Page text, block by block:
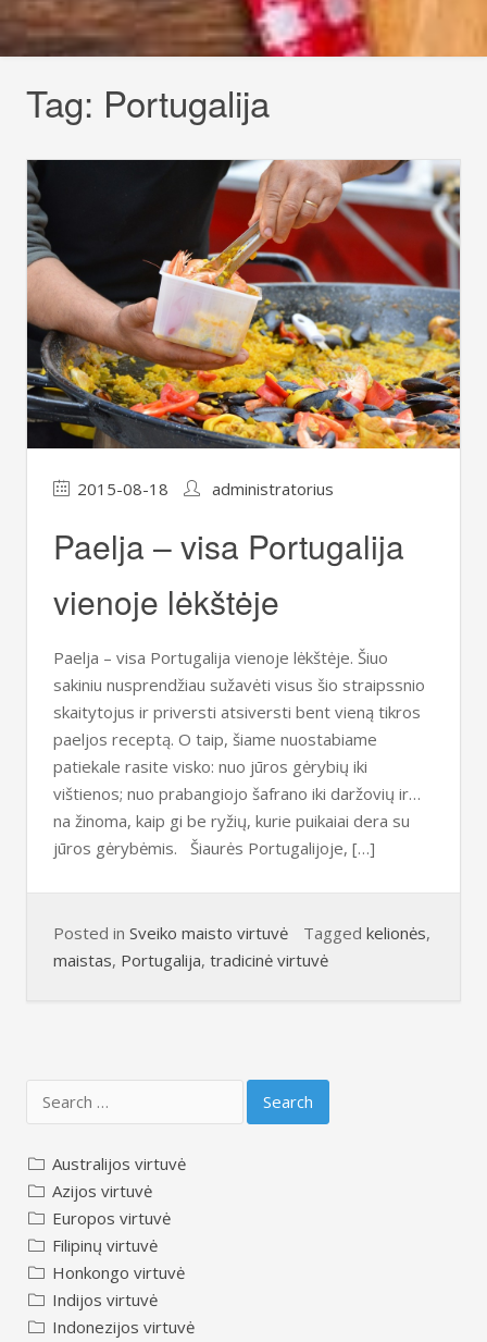
Tag: Portugalija
2015-08-18 administratorius
Paelja – visa Portugalija
vienoje lėkštėje
Paelja – visa Portugalija vienoje lėkštėje. Šiuo
sakiniu nusprendžiau sužavėti visus šio straipssnio
skaitytojus ir priversti atsiversti bent vieną tikros
paeljos receptą. O taip, šiame nuostabiame
patiekale rasite visko: nuo jūros gėrybių iki
vištienos; nuo prabangiojo šafrano iki daržovių ir…
na žinoma, kaip gi be ryžių, kurie puikaiai dera su
jūros gėrybėmis. Šiaurės Portugalijoje, […]
Posted in Sveiko maisto virtuvė Tagged kelionės,
maistas, Portugalija, tradicinė virtuvė
for:
Australijos virtuvė
Azijos virtuvė
Europos virtuvė
Filipinų virtuvė
Honkongo virtuvė
Indijos virtuvė
Indonezijos virtuvė